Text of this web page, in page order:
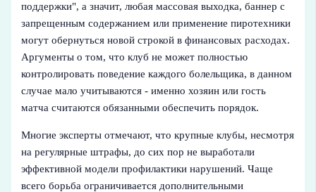
поддержки", а значит, любая массовая выходка, баннер с
запрещенным содержанием или применение пиротехники
могут обернуться новой строкой в финансовых расходах.
Аргументы о том, что клуб не может полностью
контролировать поведение каждого болельщика, в данном
случае мало учитываются - именно хозяин или гость
матча считаются обязанными обеспечить порядок.
Многие эксперты отмечают, что крупные клубы, несмотря
на регулярные штрафы, до сих пор не выработали
эффективной модели профилактики нарушений. Чаще
всего борьба ограничивается дополнительными